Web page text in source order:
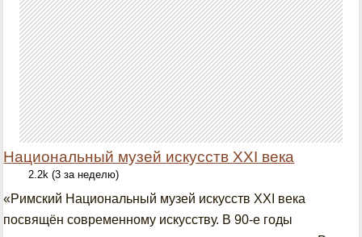
Национальный музей искусств XXI века
2.2k (3 за неделю)
«Римский Национальный музей искусств XXI века
посвящён современному искусству. В 90-е годы